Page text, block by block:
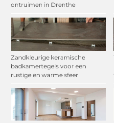
ontruimen in Drenthe
Zandkleurige keramische
badkamertegels voor een
rustige en warme sfeer